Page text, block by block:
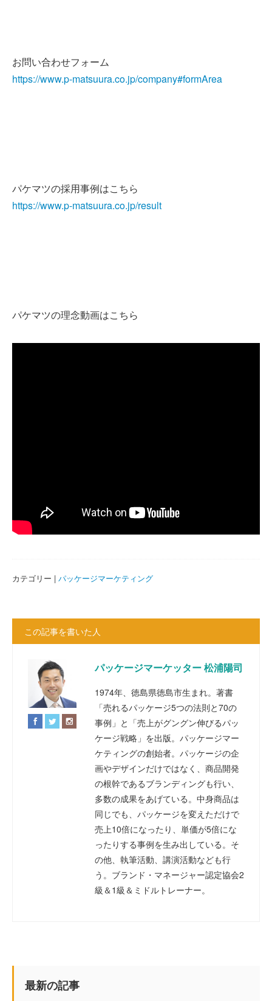
お問い合わせフォーム
https://www.p-matsuura.co.jp/company#formArea
パケマツの採用事例はこちら
https://www.p-matsuura.co.jp/result
パケマツの理念動画はこちら
カテゴリー | パッケージマーケティング
この記事を書いた人
パッケージマーケッター 松浦陽司
1974年、徳島県徳島市生まれ。著書
「売れるパッケージ5つの法則と70の
事例」と「売上がグングン伸びるパッ
ケージ戦略」を出版。パッケージマー
ケティングの創始者。パッケージの企
画やデザインだけではなく、商品開発
の根幹であるブランディングも行い、
多数の成果をあげている。中身商品は
同じでも、パッケージを変えただけで
売上10倍になったり、単価が5倍にな
ったりする事例を生み出している。そ
の他、執筆活動、講演活動なども行
う。ブランド・マネージャー認定協会2
級＆1級＆ミドルトレーナー。
最新の記事